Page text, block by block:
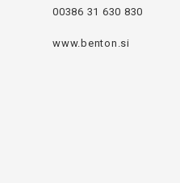
00386 31 630 830
www.benton.si